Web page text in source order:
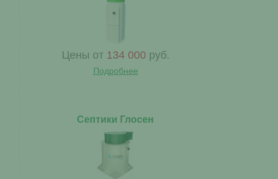
Цены от 134 000 руб.
Подробнее
Септики Глосен